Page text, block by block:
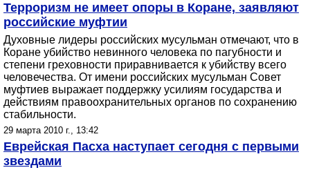
Терроризм не имеет опоры в Коране, заявляют
российские муфтии
Духовные лидеры российских мусульман отмечают, что в
Коране убийство невинного человека по пагубности и
степени греховности приравнивается к убийству всего
человечества. От имени российских мусульман Совет
муфтиев выражает поддержку усилиям государства и
действиям правоохранительных органов по сохранению
стабильности.
29 марта 2010 г., 13:42
Еврейская Пасха наступает сегодня с первыми
звездами